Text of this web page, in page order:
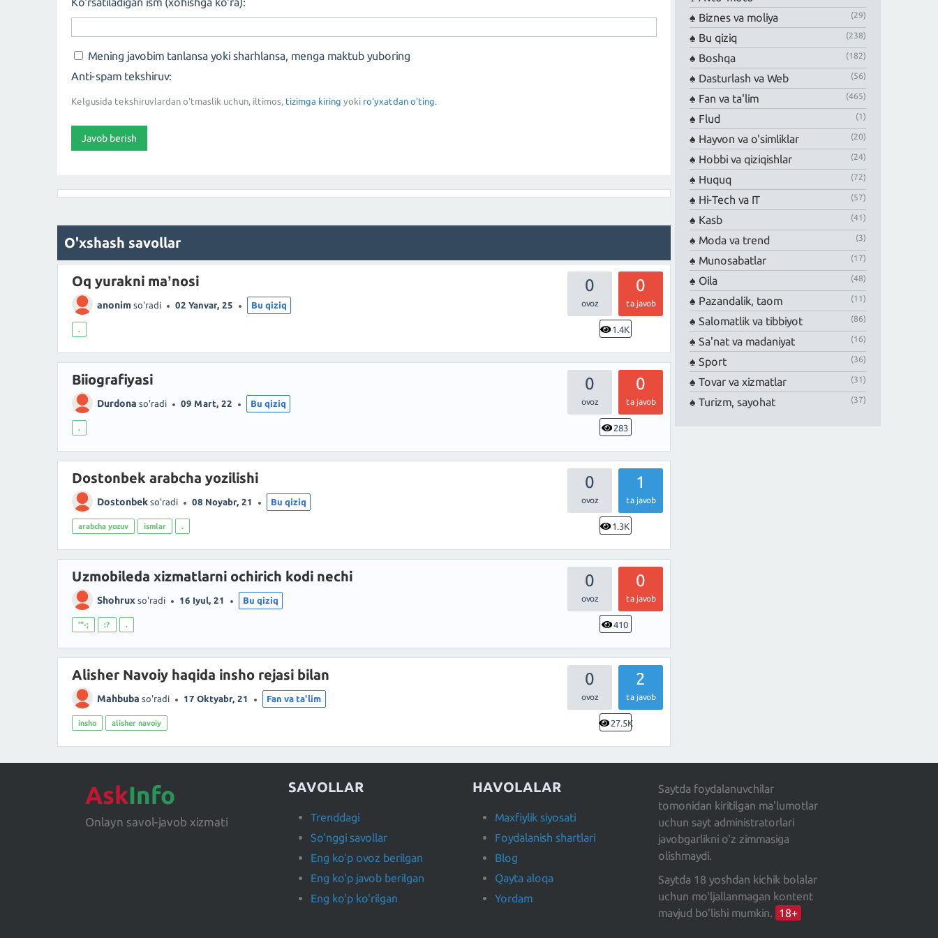
Mening javobim tanlansa yoki sharhlansa, menga maktub yuboring
Anti-spam tekshiruv:
Kelgusida tekshiruvlardan o'tmaslik uchun, iltimos, tizimga kiring yoki ro'yxatdan o'ting.
O'xshash savollar
0 0
ta javob
1.4K
Oq yurakni maʼnosi
anonim so'radi 02 Yanvar, 25 Bu qiziq
.
0 0
ta javob
283
Biiografiyasi
Durdona so'radi 09 Mart, 22 Bu qiziq
.
0 1
ta javob
1.3K
Dostonbek arabcha yozilishi
Dostonbek so'radi 08 Noyabr, 21 Bu qiziq
arabcha yozuv ismlar .
0 0
ta javob
410
Uzmobileda xizmatlarni ochirich kodi nechi
Shohrux so'radi 16 Iyul, 21 Bu qiziq
'"-; :? .
0 2
ta javob
27.5K
Alisher Navoiy haqida insho rejasi bilan
Mahbuba so'radi 17 Oktyabr, 21 Fan va ta'lim
insho alisher navoiy
Biznes va moliya (29)
Bu qiziq (238)
Boshqa (182)
Dasturlash va Web (56)
Fan va ta'lim (465)
Flud (1)
Hayvon va o'simliklar (20)
Hobbi va qiziqishlar (24)
Huquq (72)
Hi-Tech va IT (57)
Kasb (41)
Moda va trend (3)
Munosabatlar (17)
Oila (48)
Pazandalik, taom (11)
Salomatlik va tibbiyot (86)
Sa'nat va madaniyat (16)
Sport (36)
Tovar va xizmatlar (31)
Turizm, sayohat (37)
AskInfo
Onlayn savol-javob xizmati
SAVOLLAR
Trenddagi
So'nggi savollar
Eng ko'p ovoz berilgan
Eng ko'p javob berilgan
Eng ko'p ko'rilgan
HAVOLALAR
Maxfiylik siyosati
Foydalanish shartlari
Blog
Qayta aloqa
Yordam
Saytda foydalanuvchilar
tomonidan kiritilgan ma'lumotlar
uchun sayt administratorlari
javobgarlikni o'z zimmasiga
olishmaydi.
Saytda 18 yoshdan kichik bolalar
uchun mo'ljallanmagan kontent
mavjud bo'lishi mumkin.
18+